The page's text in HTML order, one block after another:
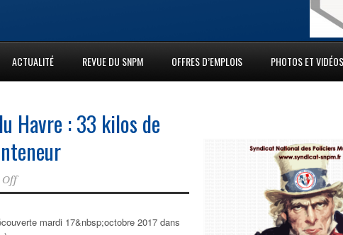
ACTUALITÉ REVUE DU SNPM OFFRES D’EMPLOIS PHOTOS ET VIDÉOS
Havre : 33 kilos de
Off